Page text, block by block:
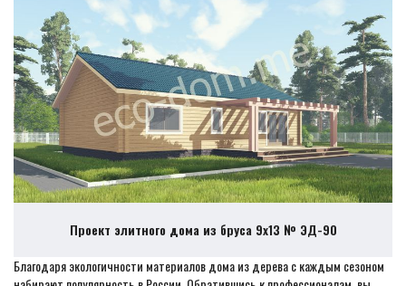
Проект элитного дома из бруса 9х13 № ЭД-90
Благодаря экологичности материалов дома из дерева с каждым сезоном